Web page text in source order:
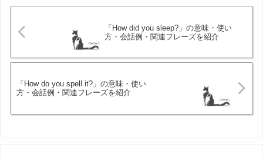
「How did you sleep?」の意味・使い
方・会話例・関連フレーズを紹介
「How do you spell it?」の意味・使い
方・会話例・関連フレーズを紹介